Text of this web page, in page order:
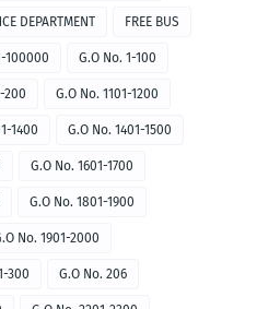
DEPARTMENT FREE BUS
100000 G.O No. 1-100
200 G.O No. 1101-1200
1400 G.O No. 1401-1500
G.O No. 1601-1700
G.O No. 1801-1900
No. 1901-2000
300 G.O No. 206